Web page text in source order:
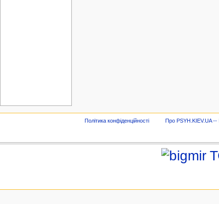
Політика конфіденційності Про PSYH.KIEV.UA --